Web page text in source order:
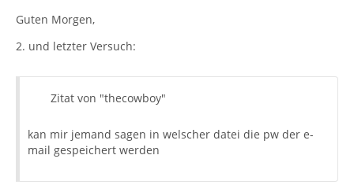
Guten Morgen,
2. und letzter Versuch:
Zitat von "thecowboy"
kan mir jemand sagen in welscher datei die pw der e-
mail gespeichert werden